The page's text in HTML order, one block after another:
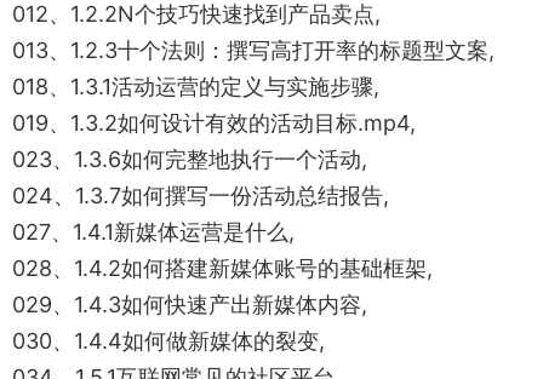
012、1.2.2N个技巧快速找到产品卖点,
013、1.2.3十个法则：撰写高打开率的标题型文案,
018、1.3.1活动运营的定义与实施步骤,
019、1.3.2如何设计有效的活动目标.mp4,
023、1.3.6如何完整地执行一个活动,
024、1.3.7如何撰写一份活动总结报告,
027、1.4.1新媒体运营是什么,
028、1.4.2如何搭建新媒体账号的基础框架,
029、1.4.3如何快速产出新媒体内容,
030、1.4.4如何做新媒体的裂变,